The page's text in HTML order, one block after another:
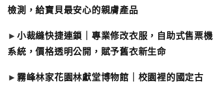
檢測，給寶貝最安心的親膚產品
► 小裁縫快捷連鎖｜專業修改衣服，自助式售票機
系統，價格透明公開，賦予舊衣新生命
► 霧峰林家花園林獻堂博物館｜校園裡的國定古